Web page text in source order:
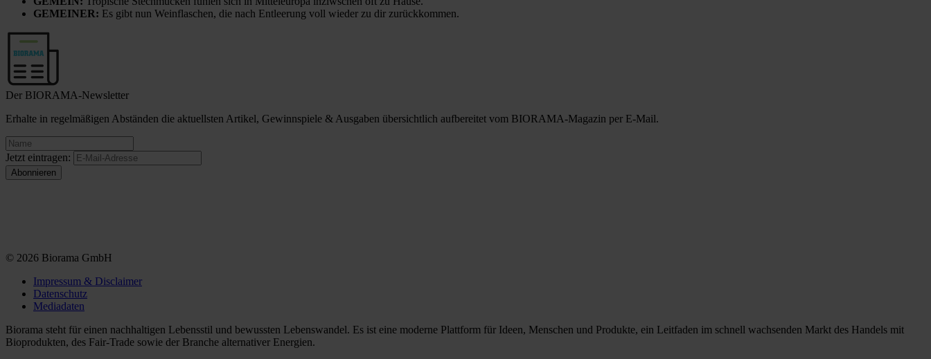
GEMEINER: Es gibt nun Weinflaschen, die nach Entleerung voll wieder zu dir zurückkommen.
Der BIORAMA-Newsletter
Erhalte in regelmäßigen Abständen die aktuellsten Artikel, Gewinnspiele & Ausgaben übersichtlich aufbereitet vom BIORAMA-Magazin per E-Mail.
Jetzt eintragen:
© 2026 Biorama GmbH
Impressum & Disclaimer
Datenschutz
Mediadaten
Biorama steht für einen nachhaltigen Lebensstil und bewussten Lebenswandel. Es ist eine moderne Plattform für Ideen, Menschen und Produkte, ein Leitfaden im schnell wachsenden Markt des Handels mit
Bioprodukten, des Fair-Trade sowie der Branche alternativer Energien.